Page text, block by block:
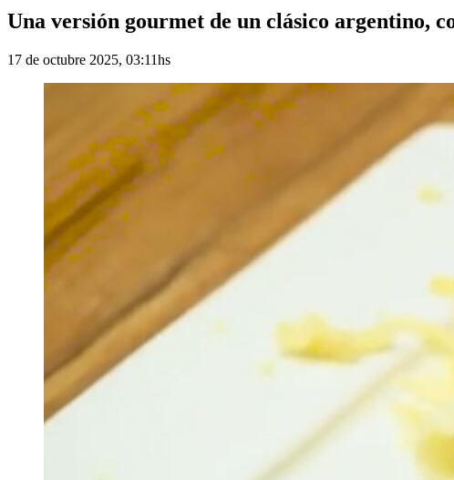
Una versión gourmet de un clásico argentino,
17 de octubre 2025, 03:11hs